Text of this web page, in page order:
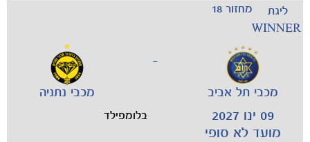
ליגת
WINNER
מחזור 18
מכבי תל אביב
-
מכבי נתניה
09 ינו 2027 בלומפילד
מועד לא סופי